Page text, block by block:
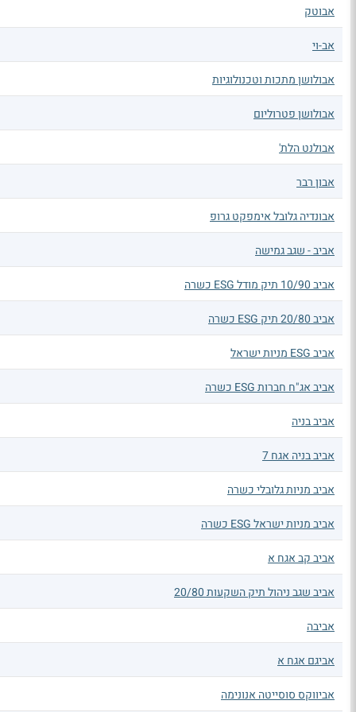
אבוטק
אב-וי
אבולושן מתכות וטכנולוגיות
אבולושן פטרוליום
אבולנט הלת'
אבון רבר
אבונדיה גלובל אימפקט גרופ
אביב - שגב גמישה
אביב 10/90 תיק מודל ESG כשרה
אביב 20/80 תיק ESG כשרה
אביב ESG מניות ישראל
אביב אג"ח חברות ESG כשרה
אביב בניה
אביב בניה אגח 7
אביב מניות גלובלי כשרה
אביב מניות ישראל ESG כשרה
אביב קב אגח א
אביב שגב ניהול תיק השקעות 20/80
אביבה
אביגם אגח א
אביווקס סוסייטה אנונימה